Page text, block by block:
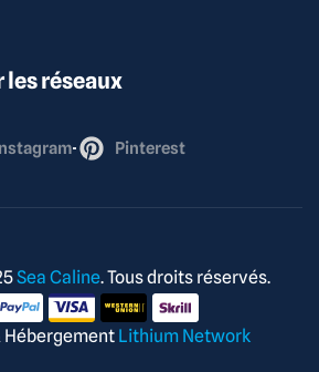
les réseaux
Pinterest
Sea Caline. Tous droits réservés.
Hébergement Lithium Network